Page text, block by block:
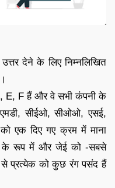
देने के लिए निम्नलिखित
E, F हैं और वे सभी कंपनी के
सीईओ, सीओओ, एसई,
एक दिए गए क्रम में माना
के रूप में और जेई को -सबसे
से प्रत्येक को कुछ रंग पसंद हैं